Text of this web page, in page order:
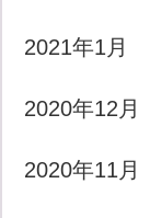
2021年1月
2020年12月
2020年11月